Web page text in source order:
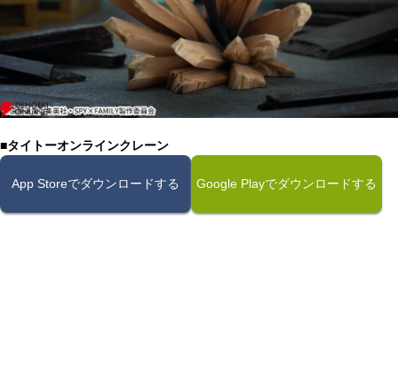
■タイトーオンラインクレーン
App Storeでダウンロードする Google Playでダウンロードする